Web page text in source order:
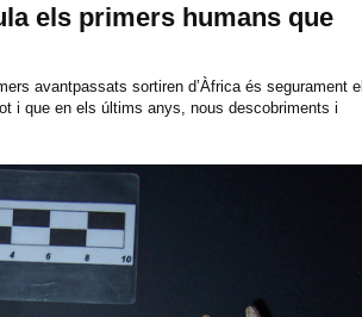
els primers humans que
avantpassats sortiren d’Àfrica és segurament el
i que en els últims anys, nous descobriments i